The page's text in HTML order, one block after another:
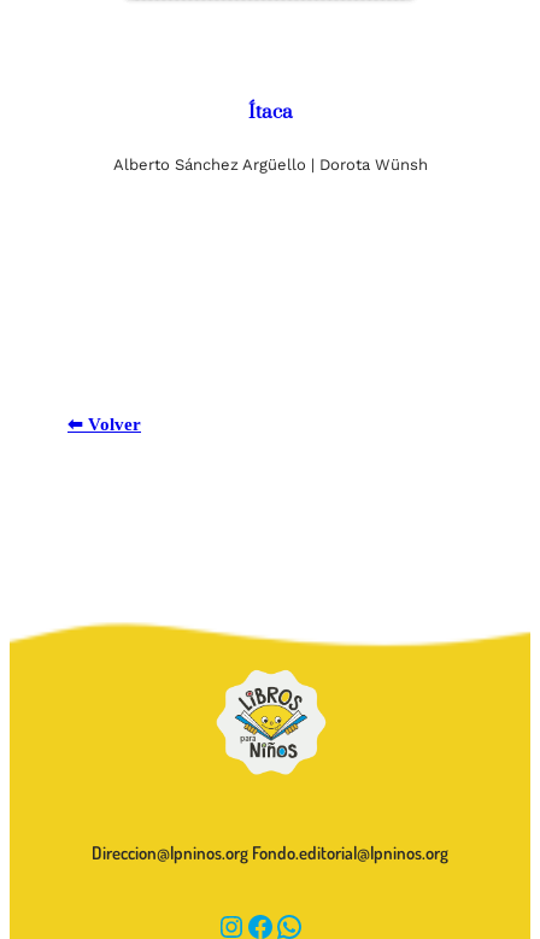
Ítaca
Alberto Sánchez Argüello | Dorota Wünsh
⬅ Volver
Direccion@lpninos.org Fondo.editorial@lpninos.org
Instagram Facebook WhatsApp